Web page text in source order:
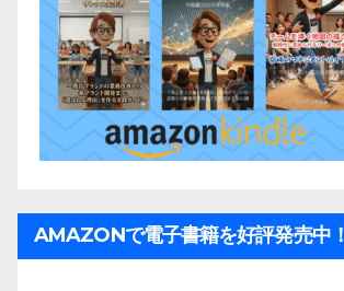
AMAZONで電子書籍を好評発売中！